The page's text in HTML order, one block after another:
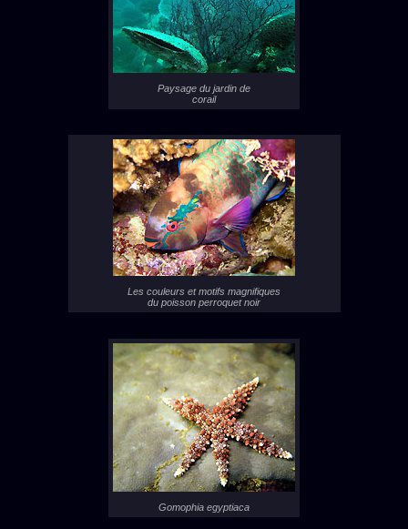
Paysage du jardin de
corail
Les couleurs et motifs magnifiques
du poisson perroquet noir
Gomophia egyptiaca